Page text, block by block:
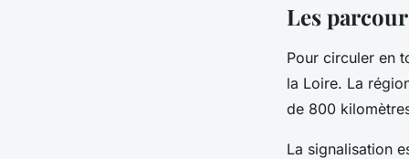
Les
Pour circuler en
la Loire. La
de 800
La signalisation